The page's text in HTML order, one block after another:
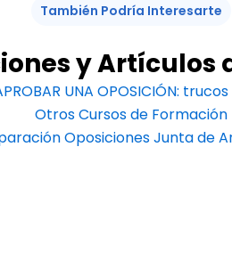
También Podría Interesarte
y Artículos
UNA OPOSICIÓN:
Otros Cursos de Formación
Oposiciones Junta de